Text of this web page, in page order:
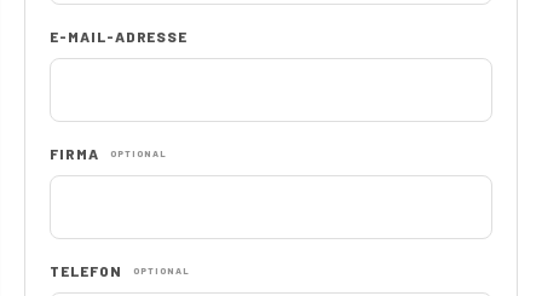
E-MAIL-ADRESSE
FIRMA OPTIONAL
TELEFON OPTIONAL